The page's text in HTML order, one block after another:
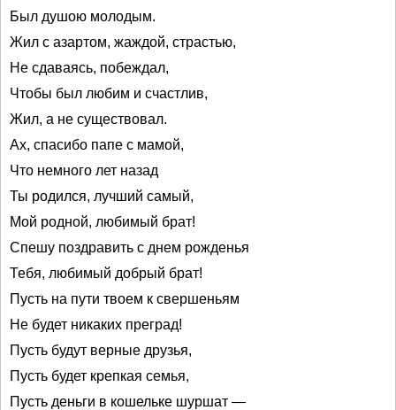
Был душою молодым.
Жил с азартом, жаждой, страстью,
Не сдаваясь, побеждал,
Чтобы был любим и счастлив,
Жил, а не существовал.
Ах, спасибо папе с мамой,
Что немного лет назад
Ты родился, лучший самый,
Мой родной, любимый брат!
Спешу поздравить с днем рожденья
Тебя, любимый добрый брат!
Пусть на пути твоем к свершеньям
Не будет никаких преград!
Пусть будут верные друзья,
Пусть будет крепкая семья,
Пусть деньги в кошельке шуршат —